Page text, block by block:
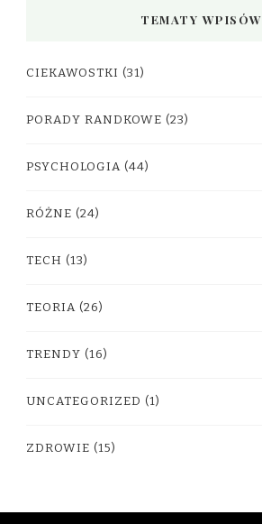
TEMATY WPISÓW
CIEKAWOSTKI (31)
PORADY RANDKOWE (23)
PSYCHOLOGIA (44)
RÓŻNE (24)
TECH (13)
TEORIA (26)
TRENDY (16)
UNCATEGORIZED (1)
ZDROWIE (15)